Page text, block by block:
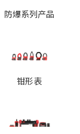
防爆系列产品
钳形表